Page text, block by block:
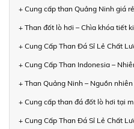
+ Cung cấp than Quảng Ninh giá
+ Than đốt lò hơi – Chìa khóa tiết
+ Cung Cấp Than Đá Sỉ Lẻ Chất
+ Cung Cấp Than Indonesia –
+ Than Quảng Ninh – Nguồn
+ Cung cấp than đá đốt lò hơi tại
+ Cung Cấp Than Đá Sỉ Lẻ Chất